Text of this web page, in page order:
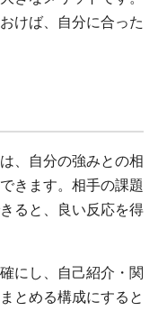
けば、自分に合った
、自分の強みとの相
きます。相手の課題
ると、良い反応を得
にし、自己紹介・関
とめる構成にすると